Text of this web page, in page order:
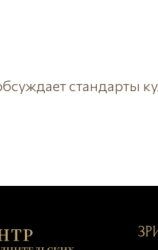
стандарты